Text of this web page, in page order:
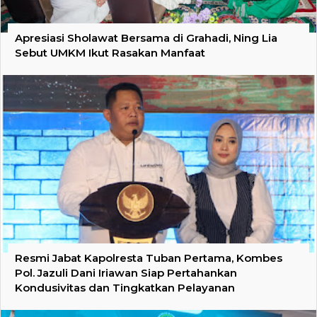
Apresiasi Sholawat Bersama di Grahadi, Ning Lia
Sebut UMKM Ikut Rasakan Manfaat
Resmi Jabat Kapolresta Tuban Pertama, Kombes
Pol. Jazuli Dani Iriawan Siap Pertahankan
Kondusivitas dan Tingkatkan Pelayanan